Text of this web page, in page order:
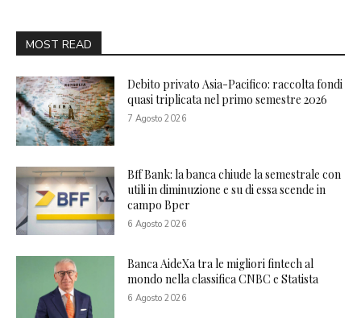
MOST READ
Debito privato Asia-Pacifico: raccolta fondi
quasi triplicata nel primo semestre 2026
7 Agosto 2026
Bff Bank: la banca chiude la semestrale con
utili in diminuzione e su di essa scende in
campo Bper
6 Agosto 2026
Banca AideXa tra le migliori fintech al
mondo nella classifica CNBC e Statista
6 Agosto 2026